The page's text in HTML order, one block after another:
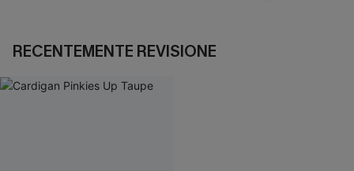
RECENTEMENTE REVISIONE